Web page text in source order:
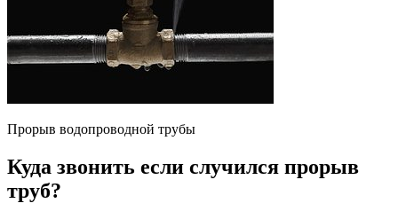
Прорыв водопроводной трубы
Куда звонить если случился прорыв
труб?